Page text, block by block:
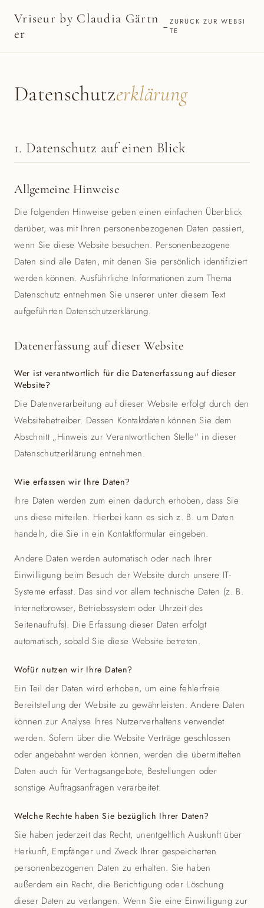
Vriseur by Claudia Gärtn
er
ZURÜCK ZUR WEBSI
TE
Daten­schutzerklärung
1. Datenschutz auf einen Blick
Allgemeine Hinweise
Die folgenden Hinweise geben einen einfachen Überblick
darüber, was mit Ihren personenbezogenen Daten passiert,
wenn Sie diese Website besuchen. Personenbezogene
Daten sind alle Daten, mit denen Sie persönlich identifiziert
werden können. Ausführliche Informationen zum Thema
Datenschutz entnehmen Sie unserer unter diesem Text
aufgeführten Datenschutzerklärung.
Datenerfassung auf dieser Website
Wer ist verantwortlich für die Datenerfassung auf dieser
Website?
Die Datenverarbeitung auf dieser Website erfolgt durch den
Websitebetreiber. Dessen Kontaktdaten können Sie dem
Abschnitt „Hinweis zur Verantwortlichen Stelle" in dieser
Datenschutzerklärung entnehmen.
Wie erfassen wir Ihre Daten?
Ihre Daten werden zum einen dadurch erhoben, dass Sie
uns diese mitteilen. Hierbei kann es sich z. B. um Daten
handeln, die Sie in ein Kontaktformular eingeben.
Andere Daten werden automatisch oder nach Ihrer
Einwilligung beim Besuch der Website durch unsere IT-
Systeme erfasst. Das sind vor allem technische Daten (z. B.
Internetbrowser, Betriebssystem oder Uhrzeit des
Seitenaufrufs). Die Erfassung dieser Daten erfolgt
automatisch, sobald Sie diese Website betreten.
Wofür nutzen wir Ihre Daten?
Ein Teil der Daten wird erhoben, um eine fehlerfreie
Bereitstellung der Website zu gewährleisten. Andere Daten
können zur Analyse Ihres Nutzerverhaltens verwendet
werden. Sofern über die Website Verträge geschlossen
oder angebahnt werden können, werden die übermittelten
Daten auch für Vertragsangebote, Bestellungen oder
sonstige Auftragsanfragen verarbeitet.
Welche Rechte haben Sie bezüglich Ihrer Daten?
Sie haben jederzeit das Recht, unentgeltlich Auskunft über
Herkunft, Empfänger und Zweck Ihrer gespeicherten
personenbezogenen Daten zu erhalten. Sie haben
außerdem ein Recht, die Berichtigung oder Löschung
dieser Daten zu verlangen. Wenn Sie eine Einwilligung zur